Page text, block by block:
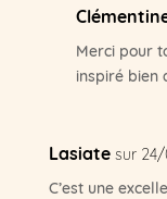
Merci pour
inspiré bien
Lasiate sur 24/
C’est une